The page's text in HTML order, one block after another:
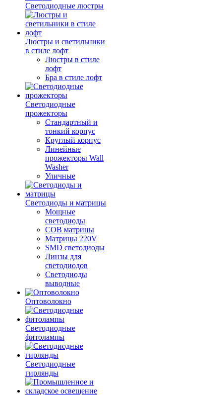
Светодиодные люстры
Люстры и светильники
в стиле лофт
Люстры в стиле
лофт
Бра в стиле лофт
Светодиодные
прожекторы
Стандартный и
тонкий корпус
Круглый корпус
Линейные
прожекторы Wall
Washer
Уличные
Светодиоды и матрицы
Мощные
светодиоды
COB матрицы
Матрицы 220V
SMD светодиоды
Линзы для
светодиодов
Светодиоды
выводные
Оптоволокно
Светодиодные
фитолампы
Светодиодные
гирлянды